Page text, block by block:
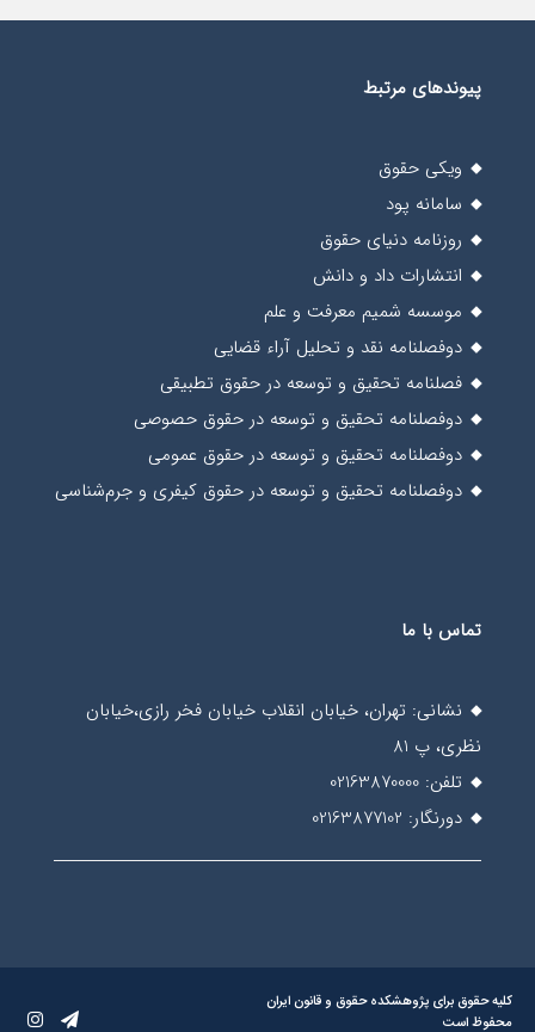
پیوندهای مرتبط
ویکی حقوق
سامانه پود
روزنامه دنیای حقوق
انتشارات داد و دانش
موسسه شمیم معرفت و علم
دوفصلنامه نقد و تحلیل آراء قضایی
فصلنامه تحقیق و توسعه در حقوق تطبیقی
دوفصلنامه تحقیق و توسعه در حقوق حصوصی
دوفصلنامه تحقیق و توسعه در حقوق عمومی
دوفصلنامه تحقیق و توسعه در حقوق کیفری و جرم‌شناسی
تماس با ما
نشانی: تهران، خیابان انقلاب خیابان فخر رازی،خیابان
نظری، پ 81
تلفن: 02163870000
دورنگار: 02163877102
کلیه حقوق برای پژوهشکده حقوق و قانون ایران
محفوظ است